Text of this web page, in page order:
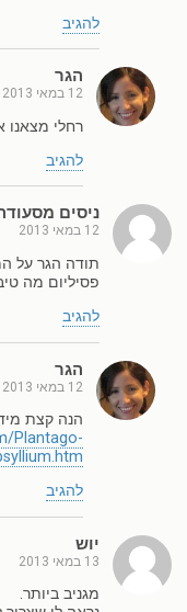
להגיב
הגר
12 במאי 2013
רחלי מצאנו
להגיב
ניסים
12 במאי 2013
תודה הגר על
פסיליום מה
להגיב
הגר
12 במאי 2013
הנה קצת
Plantago-
להגיב
יוש
13 במאי 2013
מגניב ביותר.